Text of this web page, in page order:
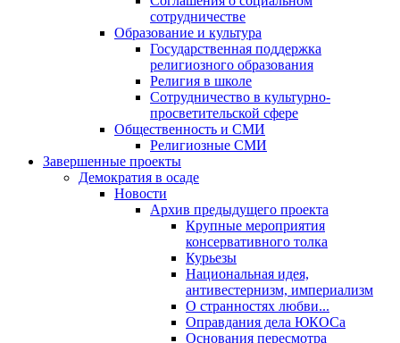
сотрудничестве
Образование и культура
Государственная поддержка
религиозного образования
Религия в школе
Сотрудничество в культурно-
просветительской сфере
Общественность и СМИ
Религиозные СМИ
Завершенные проекты
Демократия в осаде
Новости
Архив предыдущего проекта
Крупные мероприятия
консервативного толка
Курьезы
Национальная идея,
антивестернизм, империализм
О странностях любви...
Оправдания дела ЮКОСа
Основания пересмотра